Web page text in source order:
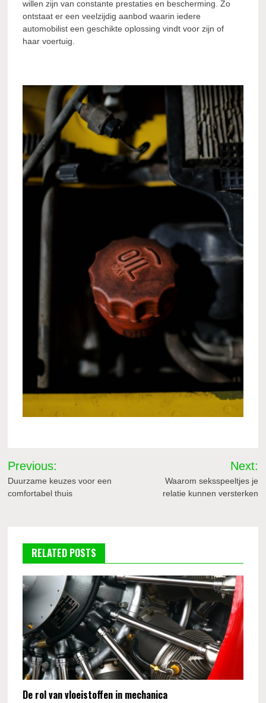
willen zijn van constante prestaties en bescherming. Zo
ontstaat er een veelzijdig aanbod waarin iedere
automobilist een geschikte oplossing vindt voor zijn of
haar voertuig.
Bericht
navigatie
Previous:
Duurzame keuzes voor een
comfortabel thuis
Next:
Waarom seksspeeltjes je
relatie kunnen versterken
RELATED POSTS
De rol van vloeistoffen in mechanica